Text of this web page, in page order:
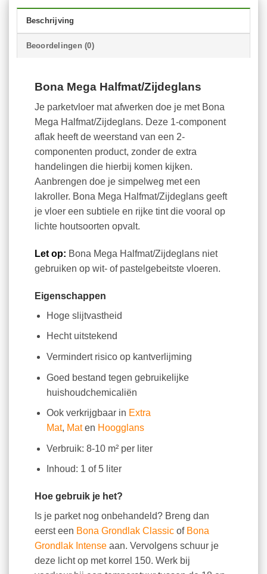
Beschrijving
Beoordelingen (0)
Bona Mega Halfmat/Zijdeglans
Je parketvloer mat afwerken doe je met Bona
Mega Halfmat/Zijdeglans. Deze 1-component
aflak heeft de weerstand van een 2-
componenten product, zonder de extra
handelingen die hierbij komen kijken.
Aanbrengen doe je simpelweg met een
lakroller. Bona Mega Halfmat/Zijdeglans geeft
je vloer een subtiele en rijke tint die vooral op
lichte houtsoorten opvalt.
Let op: Bona Mega Halfmat/Zijdeglans niet
gebruiken op wit- of pastelgebeitste vloeren.
Eigenschappen
Hoge slijtvastheid
Hecht uitstekend
Vermindert risico op kantverlijming
Goed bestand tegen gebruikelijke
huishoudchemicaliën
Ook verkrijgbaar in Extra
Mat, Maten Hoogglans
Verbruik: 8-10 m² per liter
Inhoud: 1 of 5 liter
Hoe gebruik je het?
Is je parket nog onbehandeld? Breng dan
eerst een Bona Grondlak Classicof Bona
Grondlak Intenseaan. Vervolgens schuur je
deze licht op met korrel 150. Werk bij